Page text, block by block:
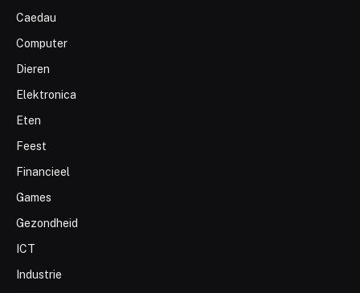
Caedau
Computer
Dieren
Elektronica
Eten
Feest
Financieel
Games
Gezondheid
ICT
Industrie